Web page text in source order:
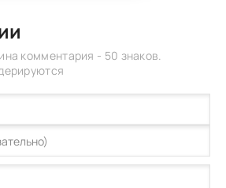
комментария - 50 знаков.